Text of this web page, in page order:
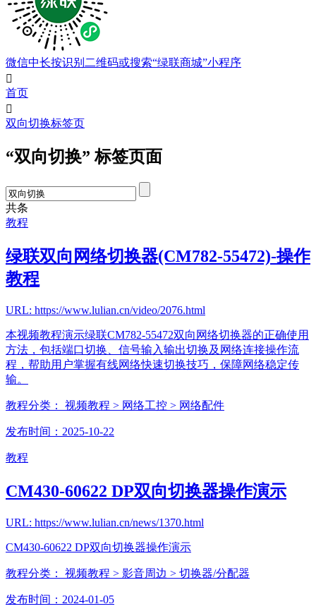
微信中长按识别二维码或搜索“绿联商城”小程序

首页

双向切换标签页
“双向切换” 标签页面
共条
教程
绿联双向网络切换器(CM782-55472)-操作
教程
URL: https://www.lulian.cn/video/2076.html
本视频教程演示绿联CM782-55472双向网络切换器的正确使用
方法，包括端口切换、信号输入输出切换及网络连接操作流
程，帮助用户掌握有线网络快速切换技巧，保障网络稳定传
输。
教程分类： 视频教程 > 网络工控 > 网络配件
发布时间：2025-10-22
教程
CM430-60622 DP双向切换器操作演示
URL: https://www.lulian.cn/news/1370.html
CM430-60622 DP双向切换器操作演示
教程分类： 视频教程 > 影音周边 > 切换器/分配器
发布时间：2024-01-05